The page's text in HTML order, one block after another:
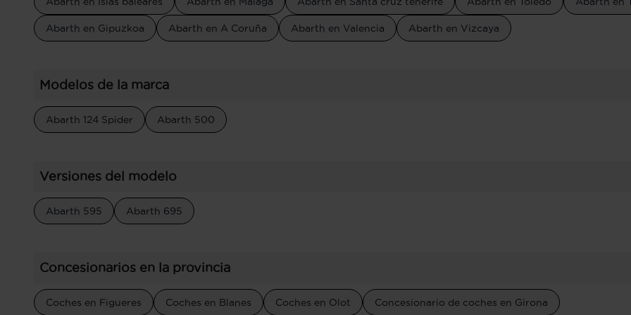
Abarth en Gipuzkoa Abarth en A Coruña Abarth en Valencia Abarth en Vizcaya
Modelos de la marca
Abarth 124 Spider Abarth 500
Versiones del modelo
Abarth 595 Abarth 695
Concesionarios en la provincia
Coches en Figueres Coches en Blanes Coches en Olot Concesionario de coches en Girona